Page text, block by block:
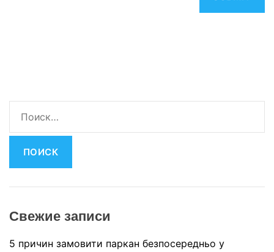
й
и
:
Свежие записи
5 причин замовити паркан безпосередньо у